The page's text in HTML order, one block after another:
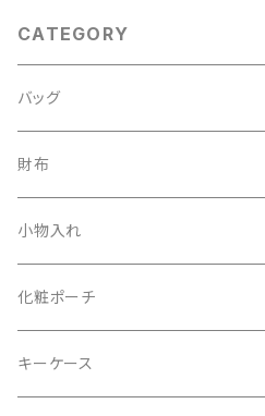
CATEGORY
バッグ
MENS
GYMトートバッグ
ハンドバッグ
財布
小物入れ
化粧ポーチ
レッド
キーケース